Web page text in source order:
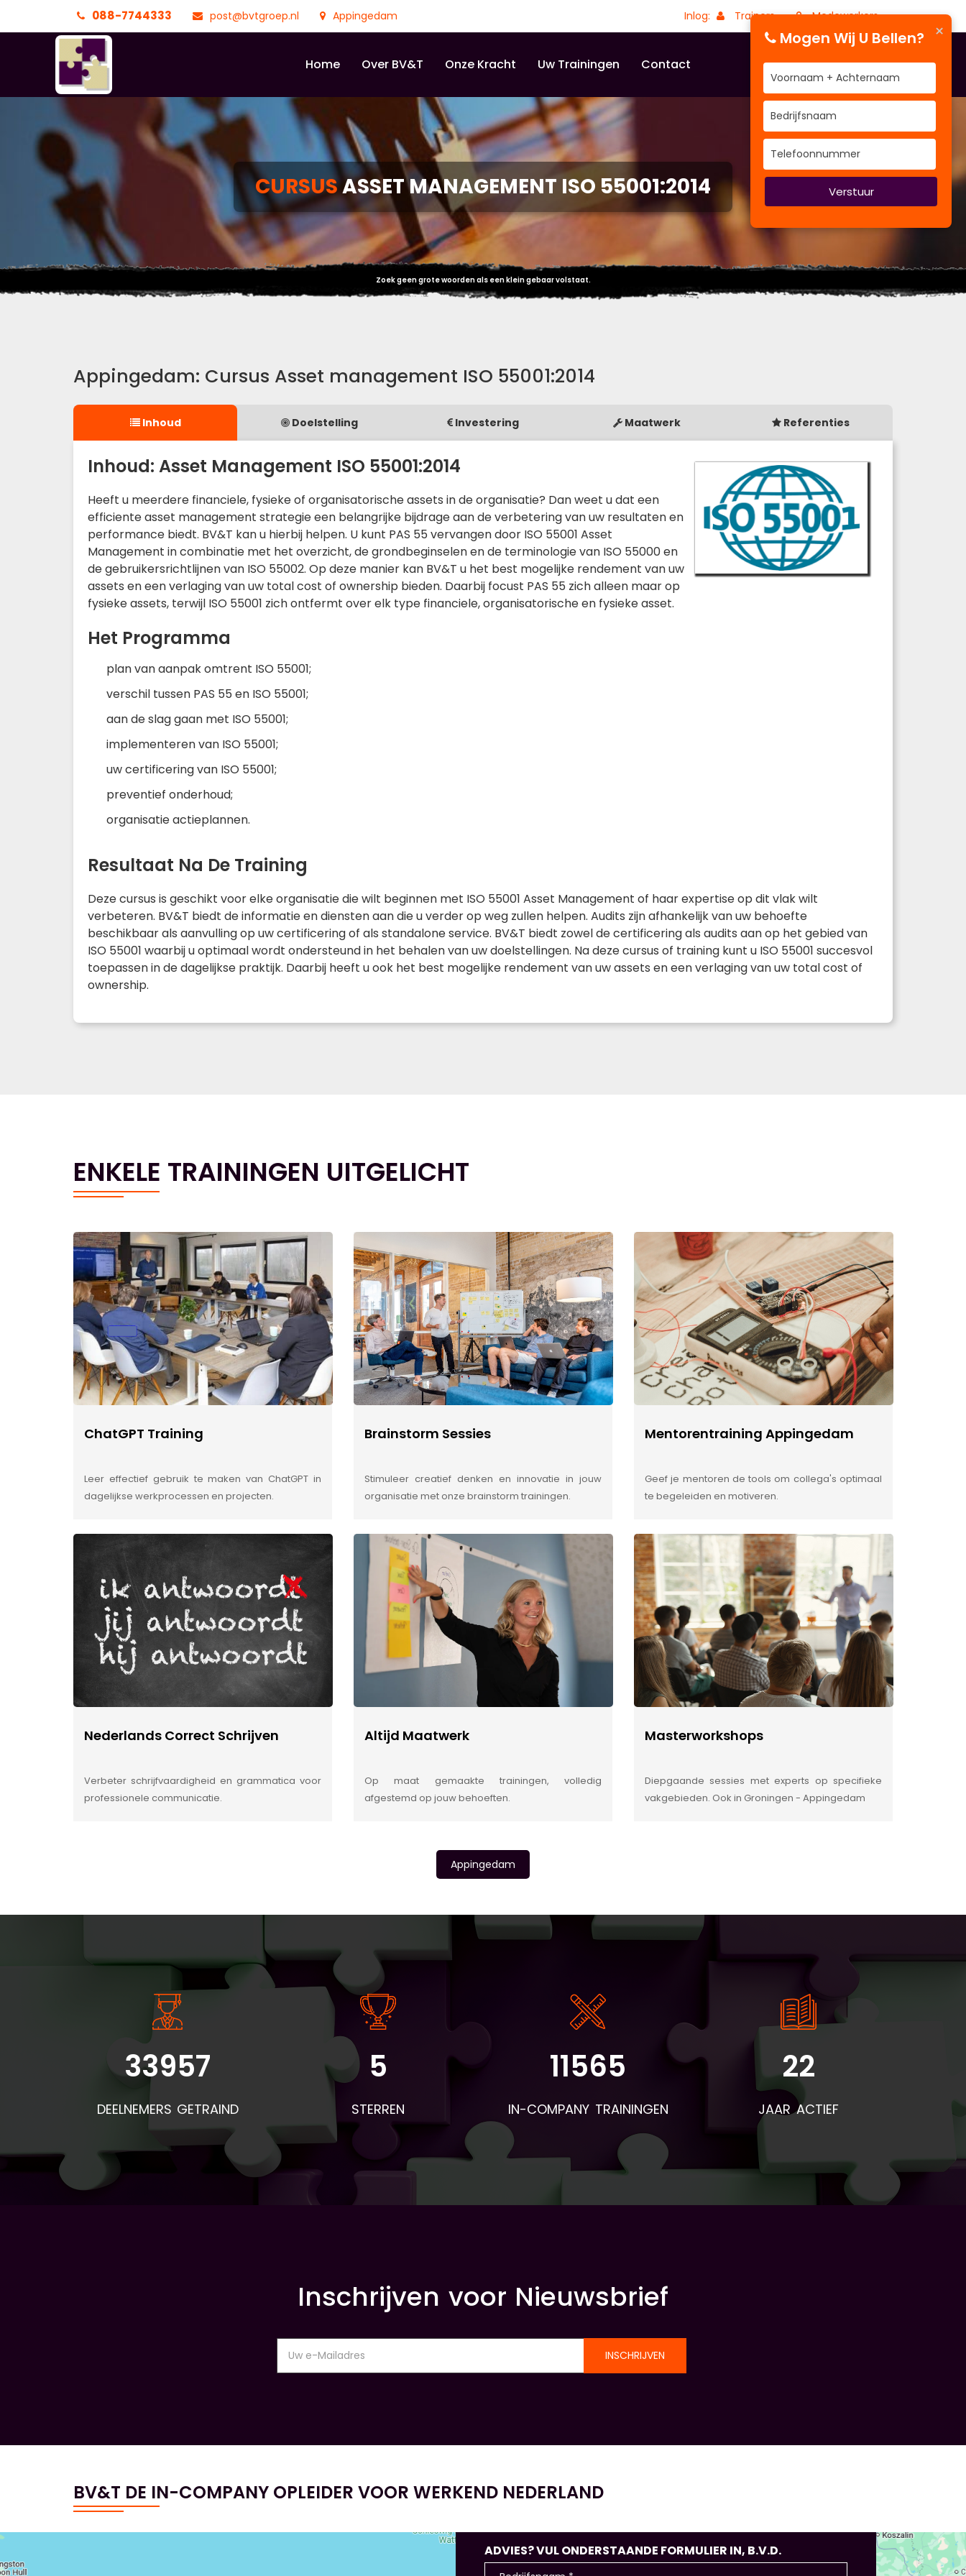
088-7744333 post@bvtgroep.nl Appingedam Inlog: Trainers Medewerkers
Home Over BV&T Onze Kracht Uw Trainingen Contact
CURSUSASSET MANAGEMENT ISO 55001:2014
Zoek geen grote woorden als een klein gebaar volstaat.
Appingedam: Cursus Asset management ISO 55001:2014
Inhoud Doelstelling Investering Maatwerk Referenties
Inhoud: Asset Management ISO 55001:2014
Heeft u meerdere financiele, fysieke of organisatorische assets in de organisatie? Dan weet u dat een
efficiente asset management strategie een belangrijke bijdrage aan de verbetering van uw resultaten en
performance biedt. BV&T kan u hierbij helpen. U kunt PAS 55 vervangen door ISO 55001 Asset
Management in combinatie met het overzicht, de grondbeginselen en de terminologie van ISO 55000 en
de gebruikersrichtlijnen van ISO 55002. Op deze manier kan BV&T u het best mogelijke rendement van uw
assets en een verlaging van uw total cost of ownership bieden. Daarbij focust PAS 55 zich alleen maar op
fysieke assets, terwijl ISO 55001 zich ontfermt over elk type financiele, organisatorische en fysieke asset.
Het Programma
plan van aanpak omtrent ISO 55001;
verschil tussen PAS 55 en ISO 55001;
aan de slag gaan met ISO 55001;
implementeren van ISO 55001;
uw certificering van ISO 55001;
preventief onderhoud;
organisatie actieplannen.
Resultaat Na De Training
Deze cursus is geschikt voor elke organisatie die wilt beginnen met ISO 55001 Asset Management of haar expertise op dit vlak wilt
verbeteren. BV&T biedt de informatie en diensten aan die u verder op weg zullen helpen. Audits zijn afhankelijk van uw behoefte
beschikbaar als aanvulling op uw certificering of als standalone service. BV&T biedt zowel de certificering als audits aan op het gebied van
ISO 55001 waarbij u optimaal wordt ondersteund in het behalen van uw doelstellingen. Na deze cursus of training kunt u ISO 55001 succesvol
toepassen in de dagelijkse praktijk. Daarbij heeft u ook het best mogelijke rendement van uw assets en een verlaging van uw total cost of
ownership.
ENKELE TRAININGEN UITGELICHT
ChatGPT Training
Leer effectief gebruik te maken van ChatGPT in
dagelijkse werkprocessen en projecten.
Brainstorm Sessies
Stimuleer creatief denken en innovatie in jouw
organisatie met onze brainstorm trainingen.
Mentorentraining Appingedam
Geef je mentoren de tools om collega's optimaal
te begeleiden en motiveren.
Nederlands Correct Schrijven
Verbeter schrijfvaardigheid en grammatica voor
professionele communicatie.
Altijd Maatwerk
Op maat gemaakte trainingen, volledig
afgestemd op jouw behoeften.
Masterworkshops
Diepgaande sessies met experts op specifieke
vakgebieden. Ook in Groningen - Appingedam
Appingedam
33957
DEELNEMERS GETRAIND
5
STERREN
11565
IN-COMPANY TRAININGEN
22
JAAR ACTIEF
Inschrijven voor Nieuwsbrief
INSCHRIJVEN
BV&T DE IN-COMPANY OPLEIDER VOOR WERKEND NEDERLAND
ADVIES? VUL ONDERSTAANDE FORMULIER IN, B.V.D.
×
Mogen Wij U Bellen?
Verstuur